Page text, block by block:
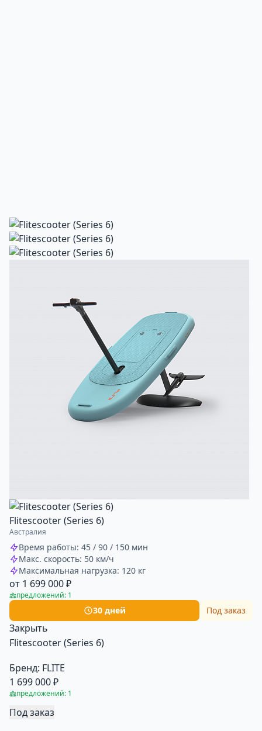
Flitescooter (Series 6)
Австралия
Время работы: 45 / 90 / 150 мин
Макс. скорость: 50 км/ч
Максимальная нагрузка: 120 кг
от 1 699 000 ₽
предложений: 1
30 дней Под заказ
Закрыть
Flitescooter (Series 6)
Бренд: FLITE
1 699 000 ₽
предложений: 1
Под заказ